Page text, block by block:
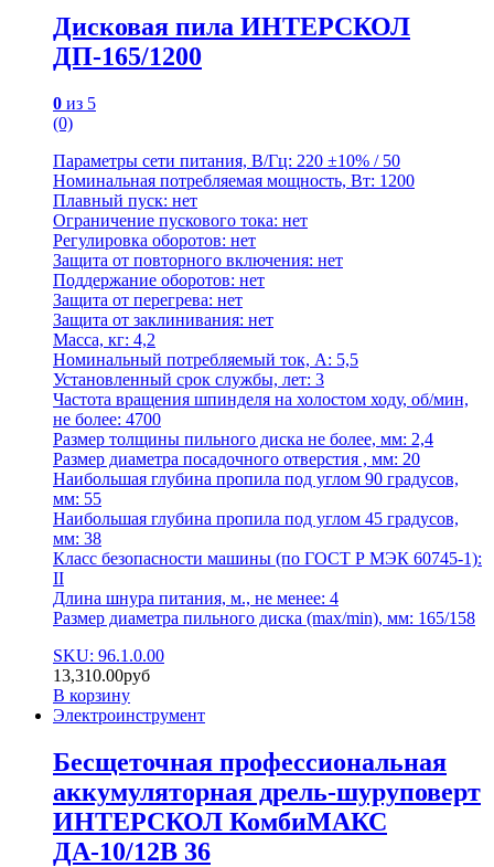
Дисковая пила ИНТЕРСКОЛ
ДП-165/1200
0 из 5
(0)
Параметры сети питания, В/Гц: 220 ±10% / 50
Номинальная потребляемая мощность, Вт: 1200
Плавный пуск: нет
Ограничение пускового тока: нет
Регулировка оборотов: нет
Защита от повторного включения: нет
Поддержание оборотов: нет
Защита от перегрева: нет
Защита от заклинивания: нет
Масса, кг: 4,2
Номинальный потребляемый ток, А: 5,5
Установленный срок службы, лет: 3
Частота вращения шпинделя на холостом ходу, об/мин,
не более: 4700
Размер толщины пильного диска не более, мм: 2,4
Размер диаметра посадочного отверстия , мм: 20
Наибольшая глубина пропила под углом 90 градусов,
мм: 55
Наибольшая глубина пропила под углом 45 градусов,
мм: 38
Класс безопасности машины (по ГОСТ Р МЭК 60745-1):
II
Длина шнура питания, м., не менее: 4
Размер диаметра пильного диска (max/min), мм: 165/158
SKU: 96.1.0.00
13,310.00руб
В корзину
Электроинструмент
Бесщеточная профессиональная
аккумуляторная дрель-шуруповерт
ИНТЕРСКОЛ КомбиМАКС
ДА-10/12В 36